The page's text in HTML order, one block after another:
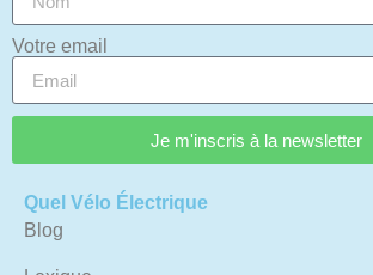
Votre email
Je m'inscris à la newsletter
Quel Vélo Électrique
Blog